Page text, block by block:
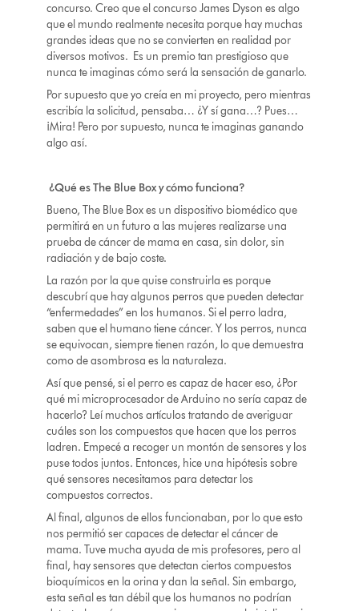
concurso. Creo que el concurso James Dyson es algo
que el mundo realmente necesita porque hay muchas
grandes ideas que no se convierten en realidad por
diversos motivos. Es un premio tan prestigioso que
nunca te imaginas cómo será la sensación de ganarlo.
Por supuesto que yo creía en mi proyecto, pero mientras
escribía la solicitud, pensaba… ¿Y sí gana…? Pues…
¡Mira! Pero por supuesto, nunca te imaginas ganando
algo así.
¿Qué es The Blue Box y cómo funciona?
Bueno, The Blue Box es un dispositivo biomédico que
permitirá en un futuro a las mujeres realizarse una
prueba de cáncer de mama en casa, sin dolor, sin
radiación y de bajo coste.
La razón por la que quise construirla es porque
descubrí que hay algunos perros que pueden detectar
“enfermedades” en los humanos. Si el perro ladra,
saben que el humano tiene cáncer. Y los perros, nunca
se equivocan, siempre tienen razón, lo que demuestra
como de asombrosa es la naturaleza.
Así que pensé, si el perro es capaz de hacer eso, ¿Por
qué mi microprocesador de Arduino no sería capaz de
hacerlo? Leí muchos artículos tratando de averiguar
cuáles son los compuestos que hacen que los perros
ladren. Empecé a recoger un montón de sensores y los
puse todos juntos. Entonces, hice una hipótesis sobre
qué sensores necesitamos para detectar los
compuestos correctos.
Al final, algunos de ellos funcionaban, por lo que esto
nos permitió ser capaces de detectar el cáncer de
mama. Tuve mucha ayuda de mis profesores, pero al
final, hay sensores que detectan ciertos compuestos
bioquímicos en la orina y dan la señal. Sin embargo,
esta señal es tan débil que los humanos no podrían